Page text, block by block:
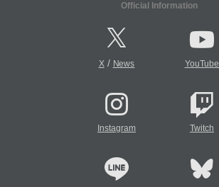
Official Information
X/ News YouTube
Instagram Twitch